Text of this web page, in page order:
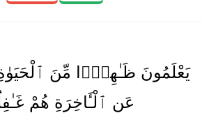
يَعْلَمُونَ ظَـٰهِرًۭا مِّنَ ٱلْحَيَوٰةِ
عَنِ ٱلْـَٔاخِرَةِ هُمْ